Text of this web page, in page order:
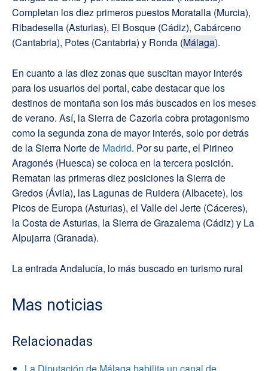
Completan los diez primeros puestos Moratalla (Murcia),
Ribadesella (Asturias), El Bosque (Cádiz), Cabárceno
(Cantabria), Potes (Cantabria) y Ronda (Málaga).
En cuanto a las diez zonas que suscitan mayor interés
para los usuarios del portal, cabe destacar que los
destinos de montaña son los más buscados en los meses
de verano. Así, la Sierra de Cazorla cobra protagonismo
como la segunda zona de mayor interés, solo por detrás
de la Sierra Norte de Madrid. Por su parte, el Pirineo
Aragonés (Huesca) se coloca en la tercera posición.
Rematan las primeras diez posiciones la Sierra de
Gredos (Ávila), las Lagunas de Ruidera (Albacete), los
Picos de Europa (Asturias), el Valle del Jerte (Cáceres),
la Costa de Asturias, la Sierra de Grazalema (Cádiz) y La
Alpujarra (Granada).
La entrada Andalucía, lo más buscado en turismo rural
Mas noticias
Relacionadas